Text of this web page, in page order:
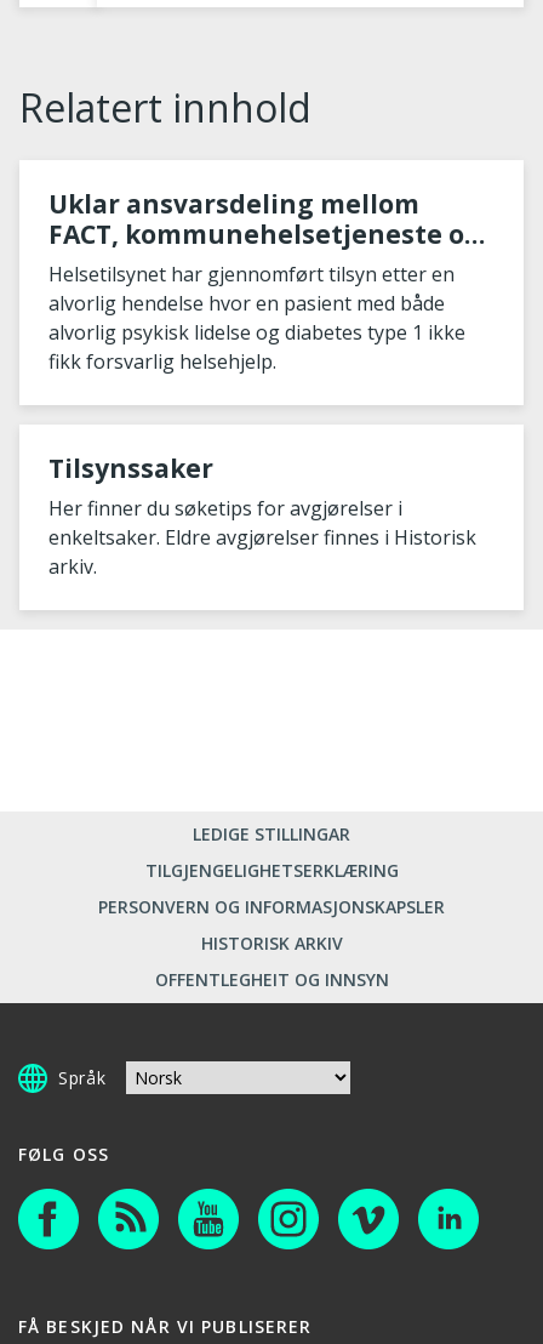
Relatert innhold
Uklar ansvarsdeling mellom
FACT, kommunehelsetjeneste og
spesialisthelsetjeneste går ut
over pasientsikkerheten
Helsetilsynet har gjennomført tilsyn etter en
alvorlig hendelse hvor en pasient med både
alvorlig psykisk lidelse og diabetes type 1 ikke
fikk forsvarlig helsehjelp.
Tilsynssaker
Her finner du søketips for avgjørelser i
enkeltsaker. Eldre avgjørelser finnes i Historisk
arkiv.
LEDIGE STILLINGAR
TILGJENGELIGHETSERKLÆRING
PERSONVERN OG INFORMASJONSKAPSLER
HISTORISK ARKIV
OFFENTLEGHEIT OG INNSYN
Språk
FØLG OSS
FÅ BESKJED NÅR VI PUBLISERER